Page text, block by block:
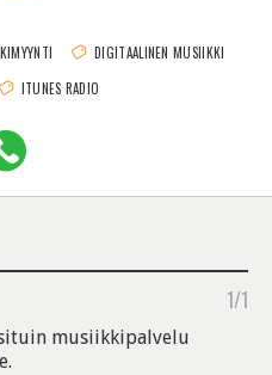
DIGITAALINEN MUSIIKKI
ITUNES RADIO
1/1
musiikkipalvelu